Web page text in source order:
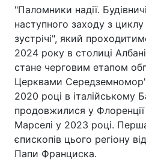
"Паломники надії.
наступного заходу з
зустрічі", який
2024 року в столиці
стане черговим етапом
Церквами
2020 році в італійському
продовжилися у
Марселі у 2023 році.
єпископів цього регіону
Папи Франциска.